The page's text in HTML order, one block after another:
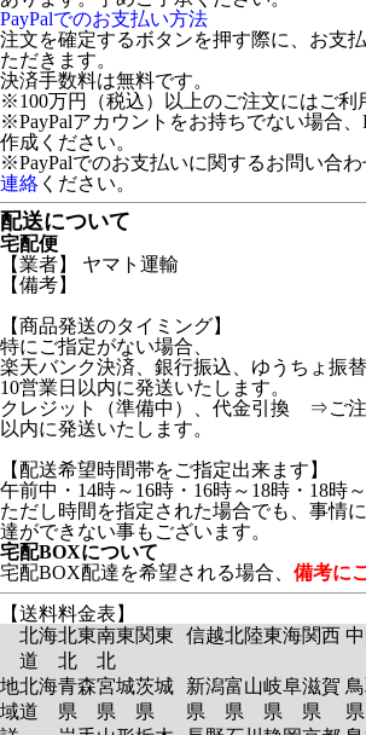
PayPalでのお支払い方法
注文を確定するボタンを押す際に、お支
ただきます。
決済手数料は無料です。
※100万円（税込）以上のご注文にはご利
※PayPalアカウントをお持ちでない場合、
作成ください。
※PayPalでのお支払いに関するお問い合わ
連絡 ください。
配送について
宅配便
【業者】 ヤマト運輸
【備考】
【商品発送のタイミング】
特にご指定がない場合、
楽天バンク決済、銀行振込、ゆうちょ振
10営業日以内に発送いたします。
クレジット（準備中）、代金引換 ⇒ご注
以内に発送いたします。
【配送希望時間帯をご指定出来ます】
午前中・14時～16時・16時～18時・18時
ただし時間を指定された場合でも、事情
達ができない事もございます。
宅配BOXについて
宅配BOX配達を希望される場合、 備考に
【送料料金表】
北海
道
北東
北
南東
北
関東 信越北陸東海関西
地
域
北海
道
青森
県
宮城
県
茨城
県
新潟
県
富山
県
岐阜
県
滋賀
県